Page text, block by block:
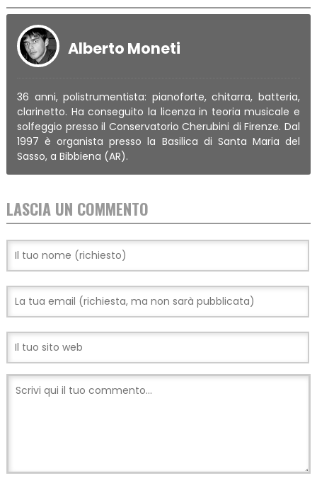
Alberto Moneti
36 anni, polistrumentista: pianoforte, chitarra, batteria,
clarinetto. Ha conseguito la licenza in teoria musicale e
solfeggio presso il Conservatorio Cherubini di Firenze. Dal
1997 è organista presso la Basilica di Santa Maria del
Sasso, a Bibbiena (AR).
LASCIA UN COMMENTO